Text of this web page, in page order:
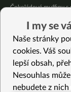
Čokoládové muffiny s
Krémová zeleninová
Celozrnná rýže
Vybrané recepty
I my se
Naše stránky
cookies. Váš
lepší obsah,
Nesouhlas
nebudete z